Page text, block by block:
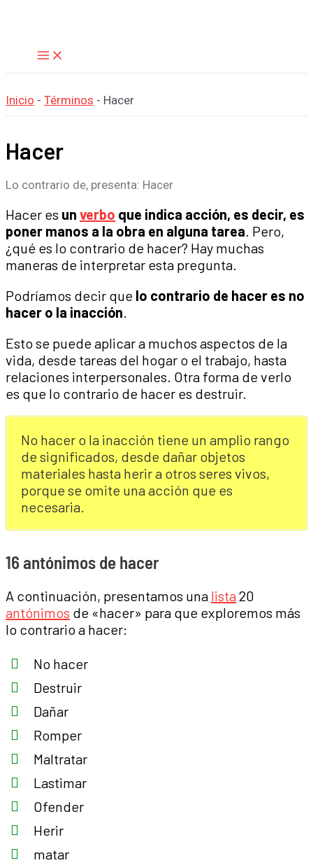
Inicio - Términos - Hacer
Hacer
Lo contrario de, presenta: Hacer
Hacer es un verbo que indica acción, es decir, es
poner manos a la obra en alguna tarea. Pero,
¿qué es lo contrario de hacer? Hay muchas
maneras de interpretar esta pregunta.
Podríamos decir que lo contrario de hacer es no
hacer o la inacción.
Esto se puede aplicar a muchos aspectos de la
vida, desde tareas del hogar o el trabajo, hasta
relaciones interpersonales. Otra forma de verlo
es que lo contrario de hacer es destruir.
No hacer o la inacción tiene un amplio rango
de significados, desde dañar objetos
materiales hasta herir a otros seres vivos,
porque se omite una acción que es
necesaria.
16 antónimos de hacer
A continuación, presentamos una lista 20
antónimos de «hacer» para que exploremos más
lo contrario a hacer:
No hacer
Destruir
Dañar
Romper
Maltratar
Lastimar
Ofender
Herir
matar